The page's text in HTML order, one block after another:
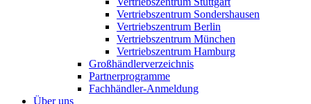
Vertriebszentrum Sondershausen
Vertriebszentrum Berlin
Vertriebszentrum München
Vertriebszentrum Hamburg
Großhändlerverzeichnis
Partnerprogramme
Fachhändler-Anmeldung
Über uns